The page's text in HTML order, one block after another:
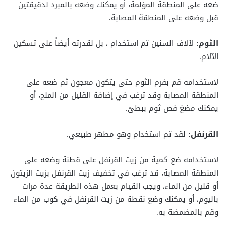
ضعه على المنطقة المؤلمة، أو يمكنك وضعه بالمبرد لدقيقتين
قبل وضعه على المنطقة المصابة.
الثوم: لآلاف السنين تم استخدام ، بل لقدرته أيضاً على تسكين
الآلام.
لاستخدامه قم بفرم الثوم حتى يتكون معجون ثم ضعه على
المنطقة المصابة وقد ترغب في إضافة القليل من الملح، أو
يمكنك مضغ فص ثوم ببطئ.
القرنفل: لقد تم استخدام وهو مطهر طبيعي.
لاستخدامه ضع كمية من زيت القرنفل على قطنة وضعه على
المنطقة المصابة، قد ترغب في تخفيف زيت القرنفل بزيت الزيتون
أو قليل من الماء، ويجب القيام بعمل هذه الطريقة عدة مرات
باليوم، أو يمكنك وضع نقطة من زيت القرنفل في كوب من الماء
وقم بالمضمضة به.